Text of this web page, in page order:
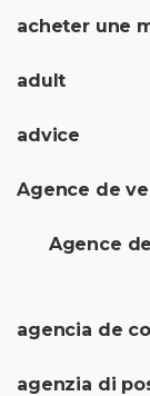
acheter une
adult
advice
Agence de
Agence
agencia de
agenzia di